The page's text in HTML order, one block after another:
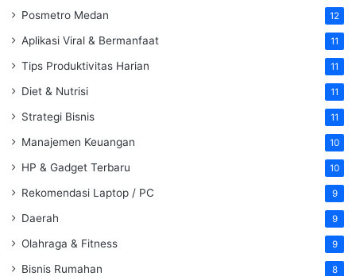
Posmetro Medan 12
Aplikasi Viral & Bermanfaat 11
Tips Produktivitas Harian 11
Diet & Nutrisi 11
Strategi Bisnis 11
Manajemen Keuangan 10
HP & Gadget Terbaru 10
Rekomendasi Laptop / PC 9
Daerah 9
Olahraga & Fitness 9
Bisnis Rumahan 8